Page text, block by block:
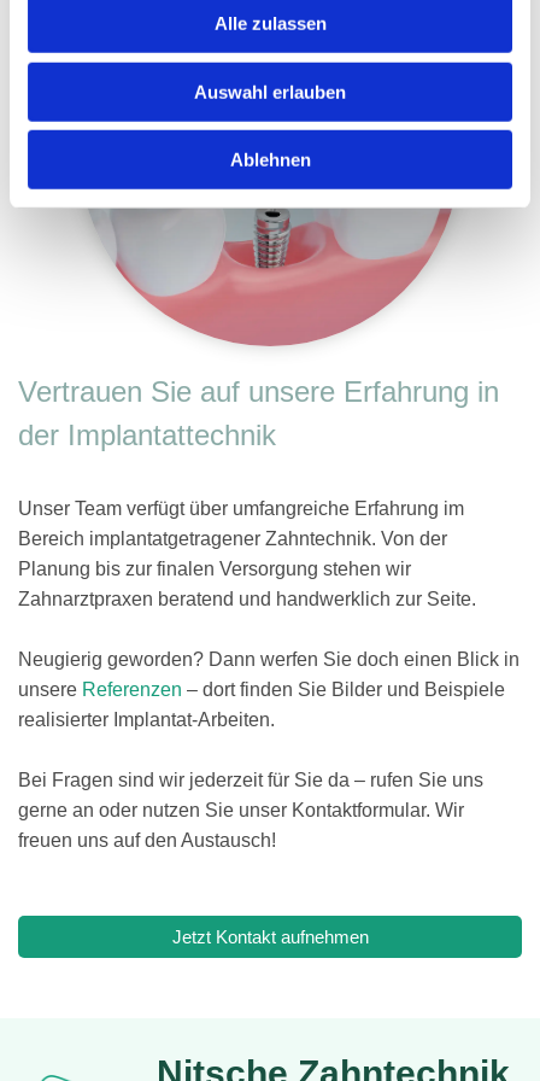
Alle zulassen
Auswahl erlauben
Ablehnen
Vertrauen Sie auf unsere Erfahrung in
der Implantattechnik
Unser Team verfügt über umfangreiche Erfahrung im
Bereich implantatgetragener Zahntechnik. Von der
Planung bis zur finalen Versorgung stehen wir
Zahnarztpraxen beratend und handwerklich zur Seite.
Neugierig geworden? Dann werfen Sie doch einen Blick in
unsere Referenzen – dort finden Sie Bilder und Beispiele
realisierter Implantat-Arbeiten.
Bei Fragen sind wir jederzeit für Sie da – rufen Sie uns
gerne an oder nutzen Sie unser Kontaktformular. Wir
freuen uns auf den Austausch!
Jetzt Kontakt aufnehmen
Nitsche Zahntechnik